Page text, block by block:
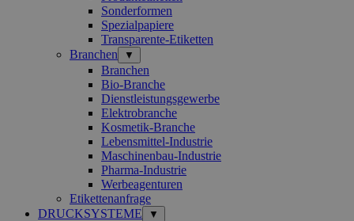
Sonderformen
Spezialpapiere
Transparente-Etiketten
Branchen
▼
Branchen
Bio-Branche
Dienstleistungsgewerbe
Elektrobranche
Kosmetik-Branche
Lebensmittel-Industrie
Maschinenbau-Industrie
Pharma-Industrie
Werbeagenturen
Etikettenanfrage
DRUCKSYSTEME
▼